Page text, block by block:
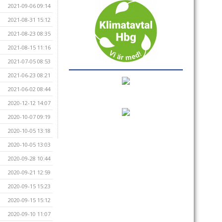
2021-09-06 09:14
2021-08-31 15:12
2021-08-23 08:35
2021-08-15 11:16
2021-07-05 08:53
2021-06-23 08:21
2021-06-02 08:44
2020-12-12 14:07
2020-10-07 09:19
2020-10-05 13:18
2020-10-05 13:03
2020-09-28 10:44
2020-09-21 12:59
2020-09-15 15:23
2020-09-15 15:12
2020-09-10 11:07